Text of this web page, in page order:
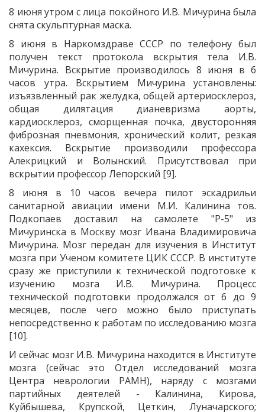
8 июня утром с лица покойного И.В. Мичурина была
снята скульптурная маска.
8 июня в Наркомздраве СССР по телефону был
получен текст протокола вскрытия тела И.В.
Мичурина. Вскрытие производилось 8 июня в 6
часов утра. Вскрытием Мичурина установлены:
изъязвленный рак желудка, общей артериосклероз,
общая дилятация дианевризма аорты,
кардиосклероз, сморщенная почка, двусторонняя
фиброзная пневмония, хронический колит, резкая
кахексия. Вскрытие производили профессора
Алекрицкий и Волынский. Присутствовал при
вскрытии профессор Лепорский [9].
8 июня в 10 часов вечера пилот эскадрильи
санитарной авиации имени М.И. Калинина тов.
Подкопаев доставил на самолете "Р-5" из
Мичуринска в Москву мозг Ивана Владимировича
Мичурина. Мозг передан для изучения в Институт
мозга при Ученом комитете ЦИК СССР. В институте
сразу же приступили к технической подготовке к
изучению мозга И.В. Мичурина. Процесс
технической подготовки продолжался от 6 до 9
месяцев, после чего можно было приступать
непосредственно к работам по исследованию мозга
[10].
И сейчас мозг И.В. Мичурина находится в Институте
мозга (сейчас это Отдел исследований мозга
Центра неврологии РАМН), наряду с мозгами
партийных деятелей - Калинина, Кирова,
Куйбышева, Крупской, Цеткин, Луначарского;